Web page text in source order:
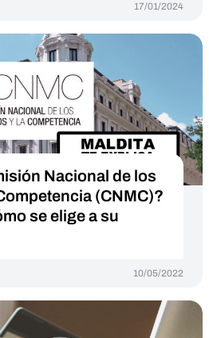
17/01/2024
Nacional de los
(CNMC)?
se elige a su
10/05/2022